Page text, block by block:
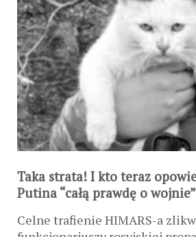
Taka strata! I kto teraz
Putina “całą prawdę o
Celne trafienie HIMARS-a